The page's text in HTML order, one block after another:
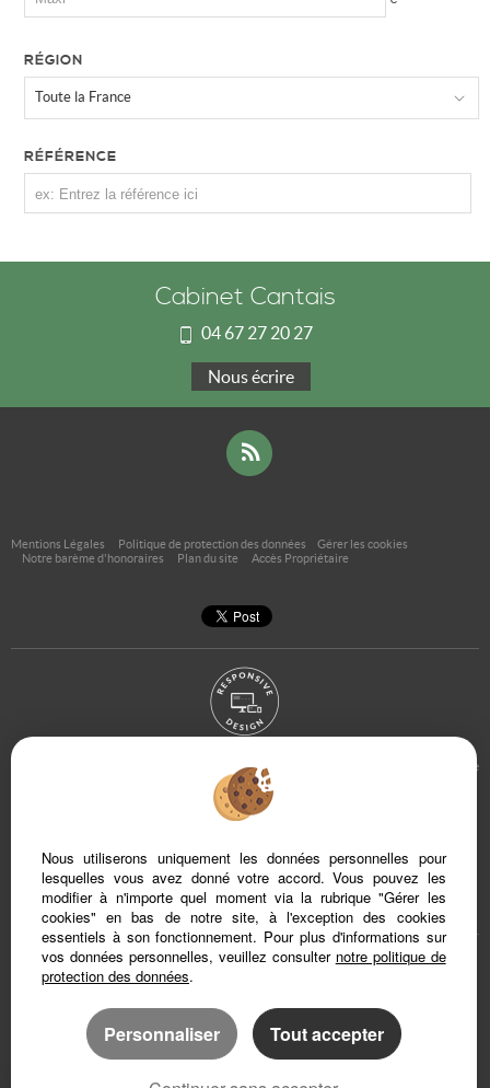
RÉGION
Toute la France
RÉFÉRENCE
Cabinet Cantais
04 67 27 20 27
Nous écrire
Mentions Légales Politique de protection des données
Gérer les cookies
Notre barème d'honoraires
Plan du site Accès Propriétaire
Afin de vous offrir un confort de lecture permanent, depuis votre PC, votre tablette
ou votre smartphone, notre site s’adapte automatiquement aux différents types
d'écrans
Logiciel immobilier
Création site internet immobilier
Référencement immobilier
Var (83)
Ardèche (7)
Nous utiliserons uniquement les données personnelles pour
lesquelles vous avez donné votre accord. Vous pouvez les
modifier à n'importe quel moment via la rubrique "Gérer les
cookies" en bas de notre site, à l'exception des cookies
essentiels à son fonctionnement. Pour plus d'informations sur
vos données personnelles, veuillez consulter notre politique de
protection des données.
Personnaliser Tout accepter